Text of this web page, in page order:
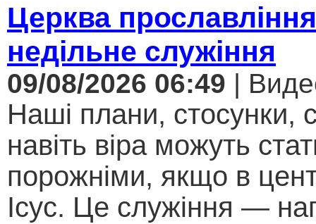
Церква
недільне служіння
09/08/2026 06:49 |
Наші плани, стосунки,
навіть віра можуть
порожніми, якщо в
Ісус. Це служіння —